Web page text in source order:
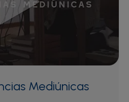
Mediúnicas